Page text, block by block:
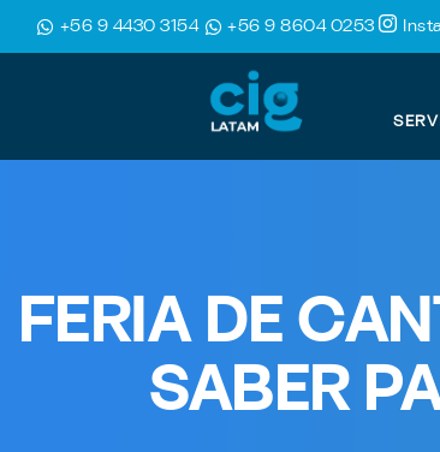
+56 9 4430 3154 +56 9 8604 0253
FERIA DE
SABER